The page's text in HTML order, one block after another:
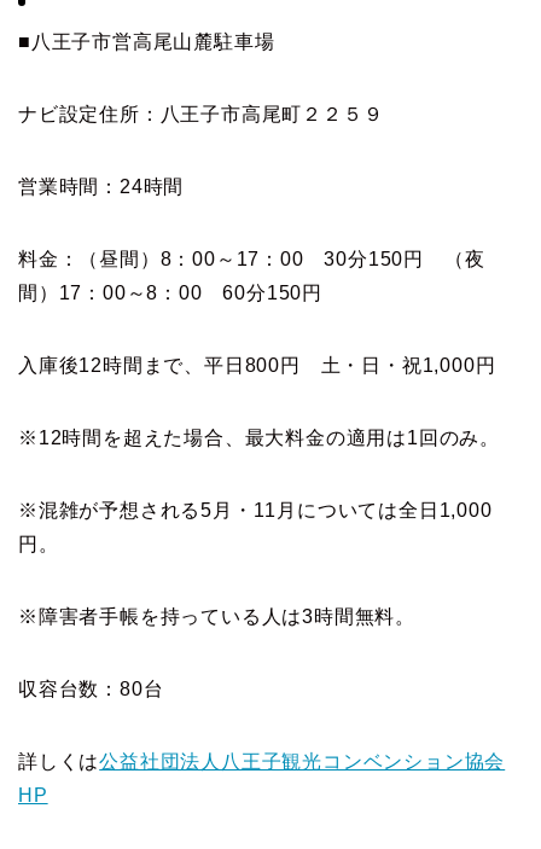
■八王子市営高尾山麓駐車場
ナビ設定住所：八王子市高尾町２２５９
営業時間：24時間
料金：（昼間）8：00～17：00 30分150円 （夜
間）17：00～8：00 60分150円
入庫後12時間まで、平日800円 土・日・祝1,000円
※12時間を超えた場合、最大料金の適用は1回のみ。
※混雑が予想される5月・11月については全日1,000
円。
※障害者手帳を持っている人は3時間無料。
収容台数：80台
詳しくは公益社団法人八王子観光コンベンション協会
HP